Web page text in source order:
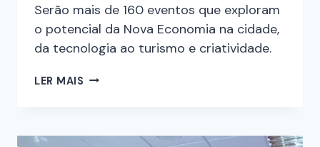
Serão mais de 160 eventos que exploram
o potencial da Nova Economia na cidade,
da tecnologia ao turismo e criatividade.
LER MAIS